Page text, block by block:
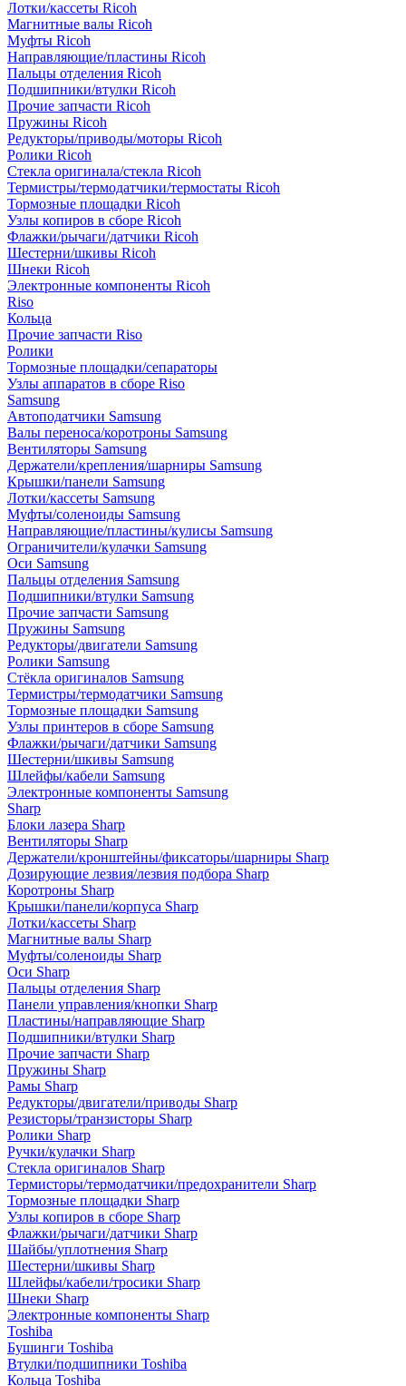
Лотки/кассеты Ricoh
Магнитные валы Ricoh
Муфты Ricoh
Направляющие/пластины Ricoh
Пальцы отделения Ricoh
Подшипники/втулки Ricoh
Прочие запчасти Ricoh
Пружины Ricoh
Редукторы/приводы/моторы Ricoh
Ролики Ricoh
Стекла оригинала/стекла Ricoh
Термистры/термодатчики/термостаты Ricoh
Тормозные площадки Ricoh
Узлы копиров в сборе Ricoh
Флажки/рычаги/датчики Ricoh
Шестерни/шкивы Ricoh
Шнеки Ricoh
Электронные компоненты Ricoh
Riso
Кольца
Прочие запчасти Riso
Ролики
Тормозные площадки/сепараторы
Узлы аппаратов в сборе Riso
Samsung
Автоподатчики Samsung
Валы переноса/коротроны Samsung
Вентиляторы Samsung
Держатели/крепления/шарниры Samsung
Крышки/панели Samsung
Лотки/кассеты Samsung
Муфты/соленоиды Samsung
Направляющие/пластины/кулисы Samsung
Ограничители/кулачки Samsung
Оси Samsung
Пальцы отделения Samsung
Подшипники/втулки Samsung
Прочие запчасти Samsung
Пружины Samsung
Редукторы/двигатели Samsung
Ролики Samsung
Стёкла оригиналов Samsung
Термистры/термодатчики Samsung
Тормозные площадки Samsung
Узлы принтеров в сборе Samsung
Флажки/рычаги/датчики Samsung
Шестерни/шкивы Samsung
Шлейфы/кабели Samsung
Электронные компоненты Samsung
Sharp
Блоки лазера Sharp
Вентиляторы Sharp
Держатели/кронштейны/фиксаторы/шарниры Sharp
Дозирующие лезвия/лезвия подбора Sharp
Коротроны Sharp
Крышки/панели/корпуса Sharp
Лотки/кассеты Sharp
Магнитные валы Sharp
Муфты/соленоиды Sharp
Оси Sharp
Пальцы отделения Sharp
Панели управления/кнопки Sharp
Пластины/направляющие Sharp
Подшипники/втулки Sharp
Прочие запчасти Sharp
Пружины Sharp
Рамы Sharp
Редукторы/двигатели/приводы Sharp
Резисторы/транзисторы Sharp
Ролики Sharp
Ручки/кулачки Sharp
Стекла оригиналов Sharp
Термисторы/термодатчики/предохранители Sharp
Тормозные площадки Sharp
Узлы копиров в сборе Sharp
Флажки/рычаги/датчики Sharp
Шайбы/уплотнения Sharp
Шестерни/шкивы Sharp
Шлейфы/кабели/тросики Sharp
Шнеки Sharp
Электронные компоненты Sharp
Toshiba
Бушинги Toshiba
Втулки/подшипники Toshiba
Кольца Toshiba